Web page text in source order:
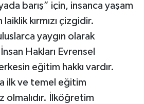
barış” için, insanca yaşam
kırmızı çizgidir.
yaygın olarak
Hakları Evrensel
eğitim hakkı vardır.
ilk ve temel eğitim
olmalıdır. İlköğretim